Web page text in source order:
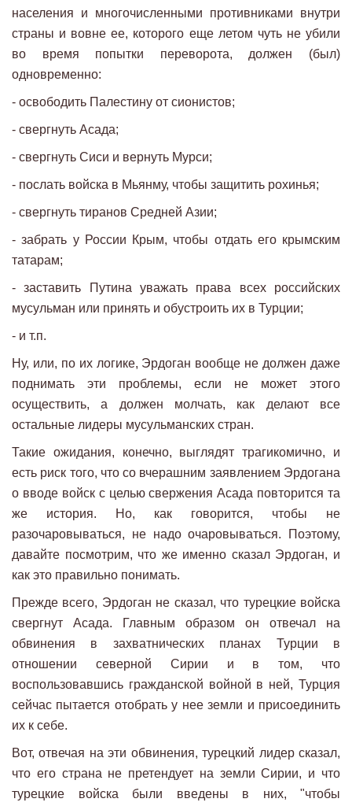
населения и многочисленными противниками внутри
страны и вовне ее, которого еще летом чуть не убили
во время попытки переворота, должен (был)
одновременно:
- освободить Палестину от сионистов;
- свергнуть Асада;
- свергнуть Сиси и вернуть Мурси;
- послать войска в Мьянму, чтобы защитить рохинья;
- свергнуть тиранов Средней Азии;
- забрать у России Крым, чтобы отдать его крымским
татарам;
- заставить Путина уважать права всех российских
мусульман или принять и обустроить их в Турции;
- и т.п.
Ну, или, по их логике, Эрдоган вообще не должен даже
поднимать эти проблемы, если не может этого
осуществить, а должен молчать, как делают все
остальные лидеры мусульманских стран.
Такие ожидания, конечно, выглядят трагикомично, и
есть риск того, что со вчерашним заявлением Эрдогана
о вводе войск с целью свержения Асада повторится та
же история. Но, как говорится, чтобы не
разочаровываться, не надо очаровываться. Поэтому,
давайте посмотрим, что же именно сказал Эрдоган, и
как это правильно понимать.
Прежде всего, Эрдоган не сказал, что турецкие войска
свергнут Асада. Главным образом он отвечал на
обвинения в захватнических планах Турции в
отношении северной Сирии и в том, что
воспользовавшись гражданской войной в ней, Турция
сейчас пытается отобрать у нее земли и присоединить
их к себе.
Вот, отвечая на эти обвинения, турецкий лидер сказал,
что его страна не претендует на земли Сирии, и что
турецкие войска были введены в них, "чтобы